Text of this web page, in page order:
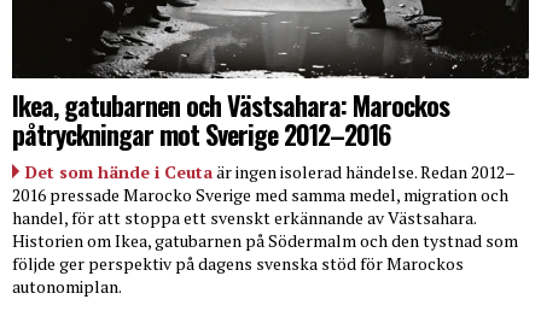
Ikea, gatubarnen och Västsahara: Marockos
påtryckningar mot Sverige 2012–2016
Det som hände i Ceutaär ingen isolerad händelse. Redan 2012–
2016 pressade Marocko Sverige med samma medel, migration och
handel, för att stoppa ett svenskt erkännande av Västsahara.
Historien om Ikea, gatubarnen på Södermalm och den tystnad som
följde ger perspektiv på dagens svenska stöd för Marockos
autonomiplan.